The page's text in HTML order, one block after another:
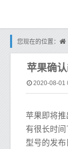
您现在的位置：
苹果确
2020-08-01
苹果即将
有很长时
型号的发